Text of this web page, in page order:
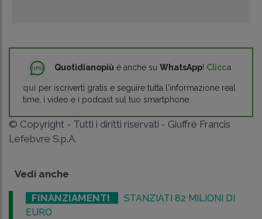
Quotidianopiù è anche su WhatsApp! Clicca
qui per iscriverti gratis e seguire tutta l'informazione real
time, i video e i podcast sul tuo smartphone.
© Copyright - Tutti i diritti riservati - Giuffrè Francis
Lefebvre S.p.A.
Vedi anche
FINANZIAMENTI
STANZIATI 82 MILIONI DI
EURO